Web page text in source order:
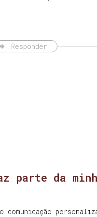
Responder
parte da
comunicação